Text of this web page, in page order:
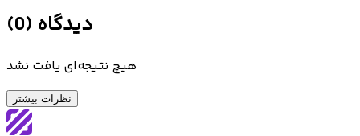
دیدگاه (
0
)
هیچ نتیجه‌ای یافت نشد
نظرات بیشتر